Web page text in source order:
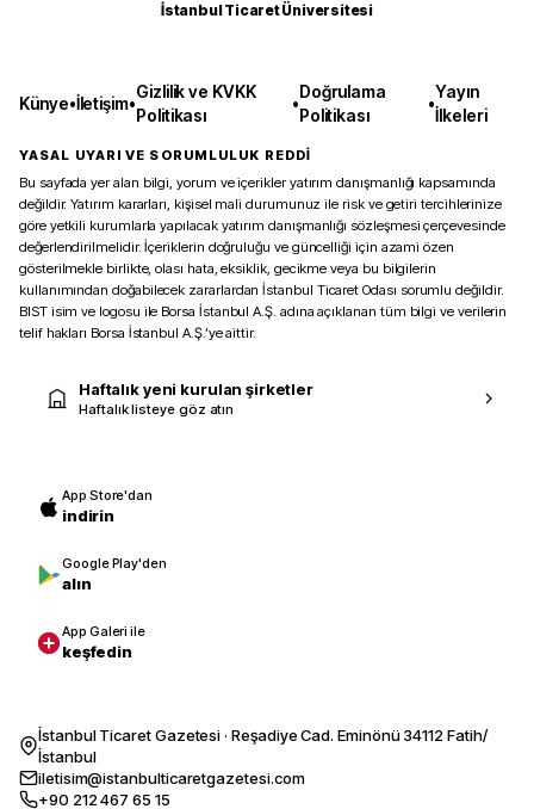
İstanbul Ticaret Üniversitesi
Künye•İletişim•
Gizlilik ve KVKK
Politikası
•
Doğrulama
Politikası
•
Yayın
İlkeleri
YASAL UYARI VE SORUMLULUK REDDİ
Bu sayfada yer alan bilgi, yorum ve içerikler yatırım danışmanlığı kapsamında
değildir. Yatırım kararları, kişisel mali durumunuz ile risk ve getiri tercihlerinize
göre yetkili kurumlarla yapılacak yatırım danışmanlığı sözleşmesi çerçevesinde
değerlendirilmelidir. İçeriklerin doğruluğu ve güncelliği için azami özen
gösterilmekle birlikte, olası hata, eksiklik, gecikme veya bu bilgilerin
kullanımından doğabilecek zararlardan İstanbul Ticaret Odası sorumlu değildir.
BIST isim ve logosu ile Borsa İstanbul A.Ş. adına açıklanan tüm bilgi ve verilerin
telif hakları Borsa İstanbul A.Ş.’ye aittir.
Haftalık yeni kurulan şirketler
Haftalık listeye göz atın
App Store'dan
indirin
Google Play'den
alın
App Galeri ile
keşfedin
İstanbul Ticaret Gazetesi · Reşadiye Cad. Eminönü 34112 Fatih/
İstanbul
iletisim@istanbulticaretgazetesi.com
+90 212 467 65 15